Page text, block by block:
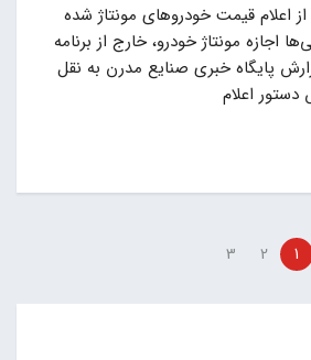
اعلام قیمت‌ خودروهای مونتاژ شده
اجازه مونتاژ خودرو، خارج از برنامه
پایگاه خبری صنایع مدرن به نقل
دستور اعلام
1
2
3